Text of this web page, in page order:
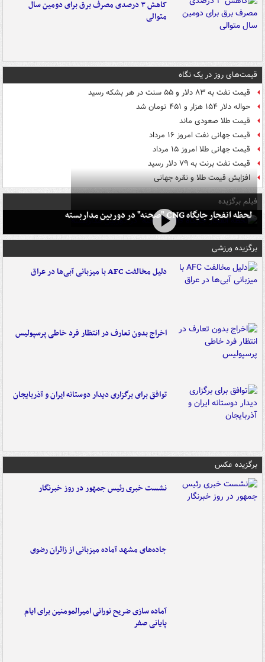
کاهش ۳ درصدی مصرف برق برای دومین سال
متوالی
قیمت‌های روز در یک نگاه
قیمت نفت به ۸۳ دلار و ۵۵ سنت در هر بشکه رسید
حواله دلار ۱۵۴ هزار و ۴۵۱ تومان شد
قیمت طلا صعودی ماند
قیمت جهانی نفت امروز ۱۶ مرداد
قیمت جهانی طلا امروز ۱۵ مرداد
قیمت نفت برنت به ۷۹ دلار رسید
افزایش قیمت طلا و نقره جهانی
فیلم برگزیده
لحظه انفجار جایگاه CNG "صحنه" در دوربین مداربسته
برگزیده ورزشی
دلیل مخالفت AFC با میزبانی آبی‌ها در عراق
اخراج بدون تعارف در انتظار فرد خاطی پرسپولیس
توافق برای برگزاری دیدار دوستانه ایران و آذربایجان
برگزیده عکس
نشست خبری رئیس جمهور در روز خبرنگار
جاده‌های مشهد آماده میزبانی از زائران رضوی
آماده سازی ضریح نورانی امیرالمومنین برای ایام
پایانی صفر